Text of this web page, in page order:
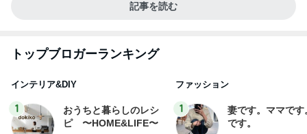
記事を読む
トップブロガーランキング
インテリア&DIY
1
おうちと暮らしのレシ
ピ 〜HOME&LIFE〜
ファッション
1
妻です。ママです
です。